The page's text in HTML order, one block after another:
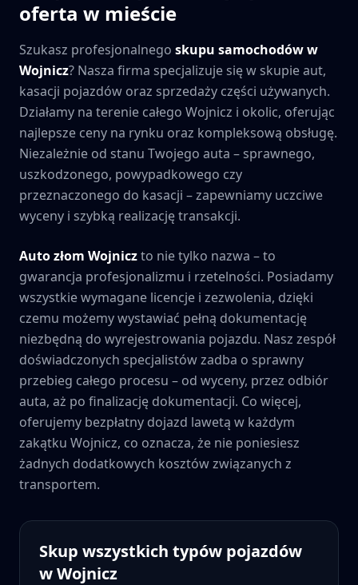
oferta w mieście
Szukasz profesjonalnego skupu samochodów w
Wojnicz? Nasza firma specjalizuje się w skupie aut,
kasacji pojazdów oraz sprzedaży części używanych.
Działamy na terenie całego Wojnicz i okolic, oferując
najlepsze ceny na rynku oraz kompleksową obsługę.
Niezależnie od stanu Twojego auta – sprawnego,
uszkodzonego, powypadkowego czy
przeznaczonego do kasacji – zapewniamy uczciwe
wyceny i szybką realizację transakcji.
Auto złom Wojniczto nie tylko nazwa – to
gwarancja profesjonalizmu i rzetelności. Posiadamy
wszystkie wymagane licencje i zezwolenia, dzięki
czemu możemy wystawiać pełną dokumentację
niezbędną do wyrejestrowania pojazdu. Nasz zespół
doświadczonych specjalistów zadba o sprawny
przebieg całego procesu – od wyceny, przez odbiór
auta, aż po finalizację dokumentacji. Co więcej,
oferujemy bezpłatny dojazd lawetą w każdym
zakątku Wojnicz, co oznacza, że nie poniesiesz
żadnych dodatkowych kosztów związanych z
transportem.
Skup wszystkich typów pojazdów
wWojnicz